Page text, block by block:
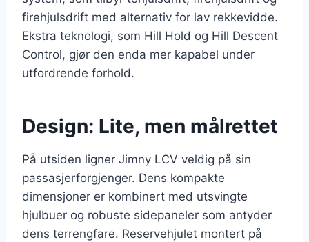
firehjulsdrift med alternativ for lav rekkevidde.
Ekstra teknologi, som Hill Hold og Hill Descent
Control, gjør den enda mer kapabel under
utfordrende forhold.
Design: Lite, men målrettet
På utsiden ligner Jimny LCV veldig på sin
passasjerforgjenger. Dens kompakte
dimensjoner er kombinert med utsvingte
hjulbuer og robuste sidepaneler som antyder
dens terrengfare. Reservehjulet montert på